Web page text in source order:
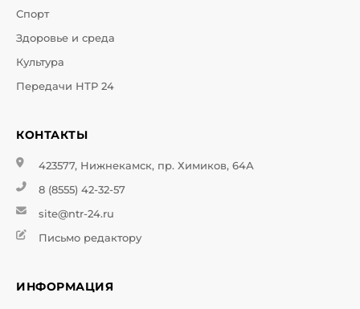
Спорт
Здоровье и среда
Культура
Передачи НТР 24
КОНТАКТЫ
423577, Нижнекамск, пр. Химиков, 64А
8 (8555) 42-32-57
site@ntr-24.ru
Письмо редактору
ИНФОРМАЦИЯ